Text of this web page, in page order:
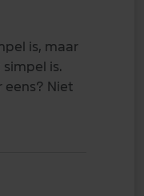
is, maar
is.
eens? Niet